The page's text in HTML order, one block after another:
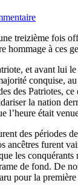
treizième fois
à ces
et avant lui
conquise,
des Patriotes,
la nation
était
des périodes
ancêtres furent
les
de fond. De
pour la